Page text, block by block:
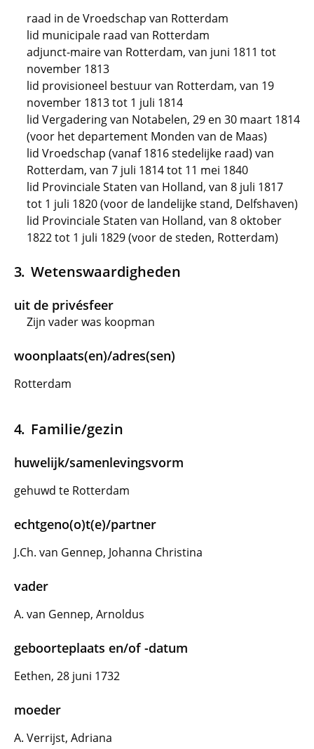
raad in de Vroedschap van Rotterdam
lid municipale raad van Rotterdam
adjunct-maire van Rotterdam, van juni 1811 tot
november 1813
lid provisioneel bestuur van Rotterdam, van 19
november 1813 tot 1 juli 1814
lid Vergadering van Notabelen, 29 en 30 maart 1814
(voor het departement Monden van de Maas)
lid Vroedschap (vanaf 1816 stedelijke raad) van
Rotterdam, van 7 juli 1814 tot 11 mei 1840
lid Provinciale Staten van Holland, van 8 juli 1817
tot 1 juli 1820 (voor de landelijke stand, Delfshaven)
lid Provinciale Staten van Holland, van 8 oktober
1822 tot 1 juli 1829 (voor de steden, Rotterdam)
Wetenswaardigheden
uit de privésfeer
Zijn vader was koopman
woonplaats(en)/adres(sen)
Rotterdam
Familie/gezin
huwelijk/samenlevingsvorm
gehuwd te Rotterdam
echtgeno(o)t(e)/partner
J.Ch. van Gennep, Johanna Christina
vader
A. van Gennep, Arnoldus
geboorteplaats en/of -datum
Eethen, 28 juni 1732
moeder
A. Verrijst, Adriana